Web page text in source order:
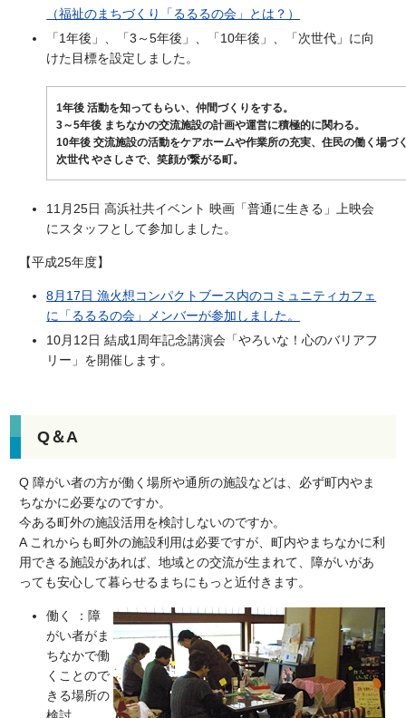
（福祉のまちづくり「るるるの会」とは？）
「1年後」、「3～5年後」、「10年後」、「次世代」に向
けた目標を設定しました。
1年後 活動を知ってもらい、仲間づくりをする。
3～5年後 まちなかの交流施設の計画や運営に積極的に関わる。
10年後 交流施設の活動をケアホームや作業所の充実、住民の働く場づ
次世代 やさしさで、笑顔が繋がる町。
11月25日 高浜社共イベント 映画「普通に生きる」上映会
にスタッフとして参加しました。
【平成25年度】
8月17日 漁火想コンパクトブース内のコミュニティカフェ
に「るるるの会」メンバーが参加しました。
10月12日 結成1周年記念講演会「やろいな！心のバリアフ
リー」を開催します。
Q＆A
Q 障がい者の方が働く場所や通所の施設などは、必ず町内やま
ちなかに必要なのですか。
今ある町外の施設活用を検討しないのですか。
A これからも町外の施設利用は必要ですが、町内やまちなかに利
用できる施設があれば、地域との交流が生まれて、障がいがあ
っても安心して暮らせるまちにもっと近付きます。
働く ：障
がい者がま
ちなかで働
くことので
きる場所の